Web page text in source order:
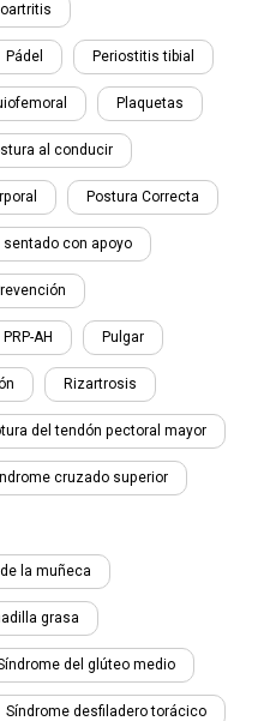
Pádel Periostitis tibial
Plaquetas
al conducir
Postura Correcta
sentado con apoyo
PRP-AH Pulgar
Rizartrosis
del tendón pectoral mayor
cruzado superior
la muñeca
grasa
del glúteo medio
Síndrome desfiladero torácico